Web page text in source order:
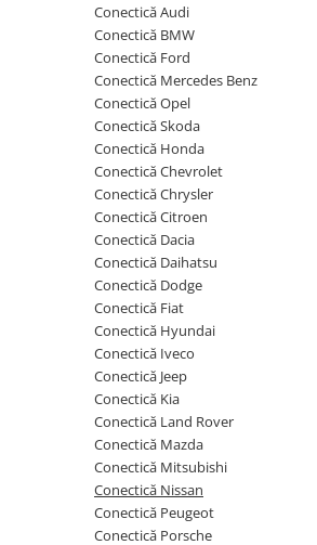
Conectică Audi
Conectică BMW
Conectică Ford
Conectică Mercedes Benz
Conectică Opel
Conectică Skoda
Conectică Honda
Conectică Chevrolet
Conectică Chrysler
Conectică Citroen
Conectică Dacia
Conectică Daihatsu
Conectică Dodge
Conectică Fiat
Conectică Hyundai
Conectică Iveco
Conectică Jeep
Conectică Kia
Conectică Land Rover
Conectică Mazda
Conectică Mitsubishi
Conectică Nissan
Conectică Peugeot
Conectică Porsche